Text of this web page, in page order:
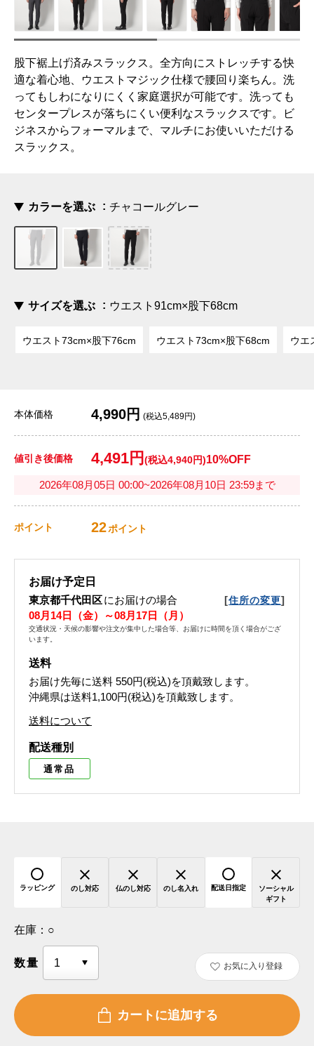
股下裾上げ済みスラックス。全方向にストレッチする快
適な着心地、ウエストマジック仕様で腰回り楽ちん。洗
ってもしわになりにくく家庭選択が可能です。洗っても
センタープレスが落ちにくい便利なスラックスです。ビ
ジネスからフォーマルまで、マルチにお使いいただける
スラックス。
カラーを選ぶ チャコールグレー
サイズを選ぶ ウエスト91cm×股下68cm
ウエスト73cm×股下76cm ウエスト73cm×股下68cm ウエ
本体価格 4,990円 (税込5,489円)
値引き後価格 4,491円 (税込4,940円)10%OFF
2026年08月05日 00:00~2026年08月10日 23:59まで
ポイント 22ポイント
お届け予定日
東京都千代田区にお届けの場合 [住所の変更]
08月14日（金）～08月17日（月）
交通状況・天候の影響や注文が集中した場合等、お届けに時間を頂く場合がござ
います。
送料
お届け先毎に送料 550円(税込)を頂戴致します。
沖縄県は送料1,100円(税込)を頂戴致します。
送料について
配送種別
通常品
ラッピング のし対応 仏のし対応 のし名入れ 配送日指定
ソーシャル
ギフト
在庫： ○
数量 お気に入り登録